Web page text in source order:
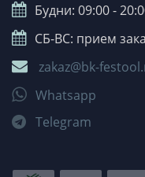
Будни: 09:00 -
СБ-ВС: прием
zakaz@bk-
Whatsapp
Telegram